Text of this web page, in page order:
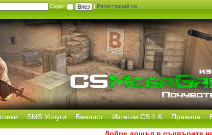
Скрит | Регистрирай се
SMS Услуги Банлист Изтегли CS 1.6 Правила